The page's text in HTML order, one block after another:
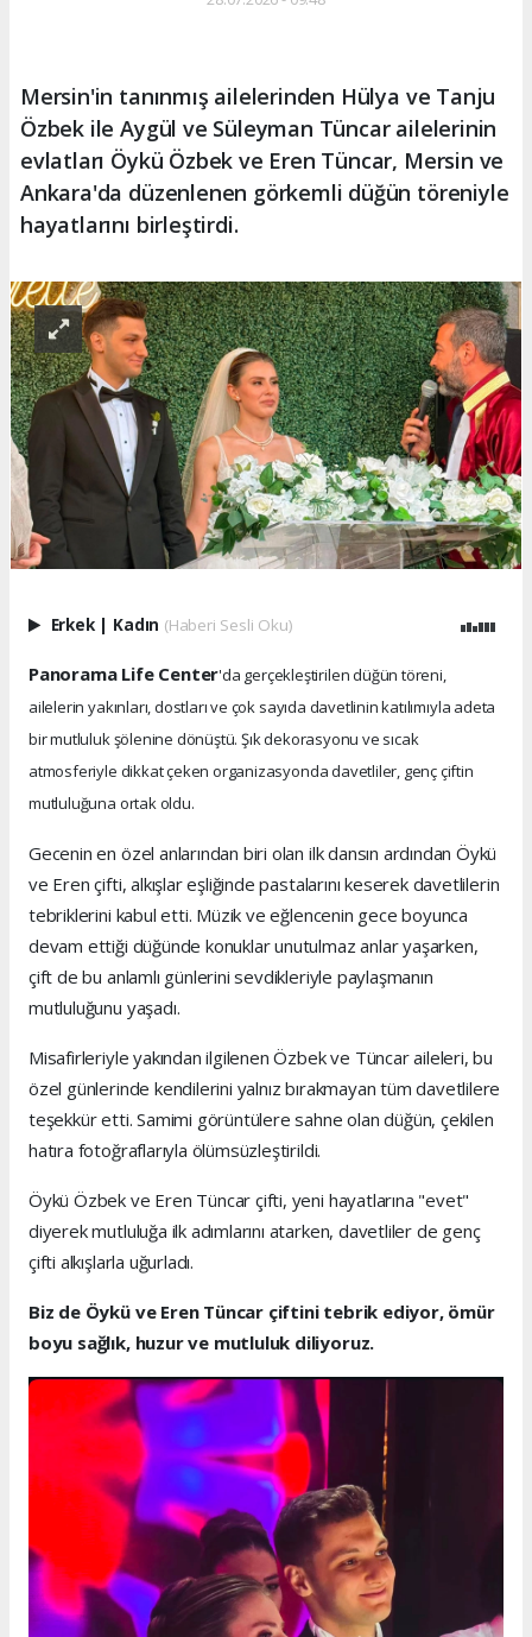
Mersin'in tanınmış ailelerinden Hülya ve Tanju
Özbek ile Aygül ve Süleyman Tüncar ailelerinin
evlatları Öykü Özbek ve Eren Tüncar, Mersin ve
Ankara'da düzenlenen görkemli düğün töreniyle
hayatlarını birleştirdi.
Erkek | Kadın (Haberi Sesli Oku)
Panorama Life Center'da gerçekleştirilen düğün töreni,
ailelerin yakınları, dostları ve çok sayıda davetlinin katılımıyla adeta
bir mutluluk şölenine dönüştü. Şık dekorasyonu ve sıcak
atmosferiyle dikkat çeken organizasyonda davetliler, genç çiftin
mutluluğuna ortak oldu.
Gecenin en özel anlarından biri olan ilk dansın ardından Öykü
ve Eren çifti, alkışlar eşliğinde pastalarını keserek davetlilerin
tebriklerini kabul etti. Müzik ve eğlencenin gece boyunca
devam ettiği düğünde konuklar unutulmaz anlar yaşarken,
çift de bu anlamlı günlerini sevdikleriyle paylaşmanın
mutluluğunu yaşadı.
Misafirleriyle yakından ilgilenen Özbek ve Tüncar aileleri, bu
özel günlerinde kendilerini yalnız bırakmayan tüm davetlilere
teşekkür etti. Samimi görüntülere sahne olan düğün, çekilen
hatıra fotoğraflarıyla ölümsüzleştirildi.
Öykü Özbek ve Eren Tüncar çifti, yeni hayatlarına "evet"
diyerek mutluluğa ilk adımlarını atarken, davetliler de genç
çifti alkışlarla uğurladı.
Biz de Öykü ve Eren Tüncar çiftini tebrik ediyor, ömür
boyu sağlık, huzur ve mutluluk diliyoruz.